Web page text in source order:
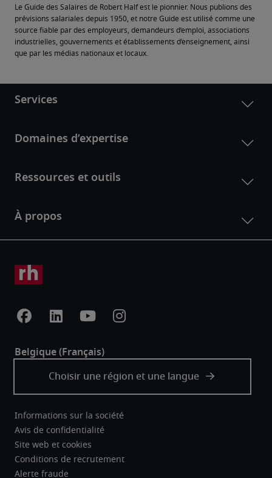
Le Guide des Salaires de Robert Half est le pionnier. Nous publions des
prévisions salariales depuis 1950, et notre Guide est utilisé comme une
source fiable par des employeurs, demandeurs d’emploi, associations
industrielles, gouvernements et établissements d’enseignement, ainsi
que par les médias nationaux et locaux.
Informations sur la société
Avis de confidentialité
Site web et cookies
Conditions de recrutement
Alerte fraude